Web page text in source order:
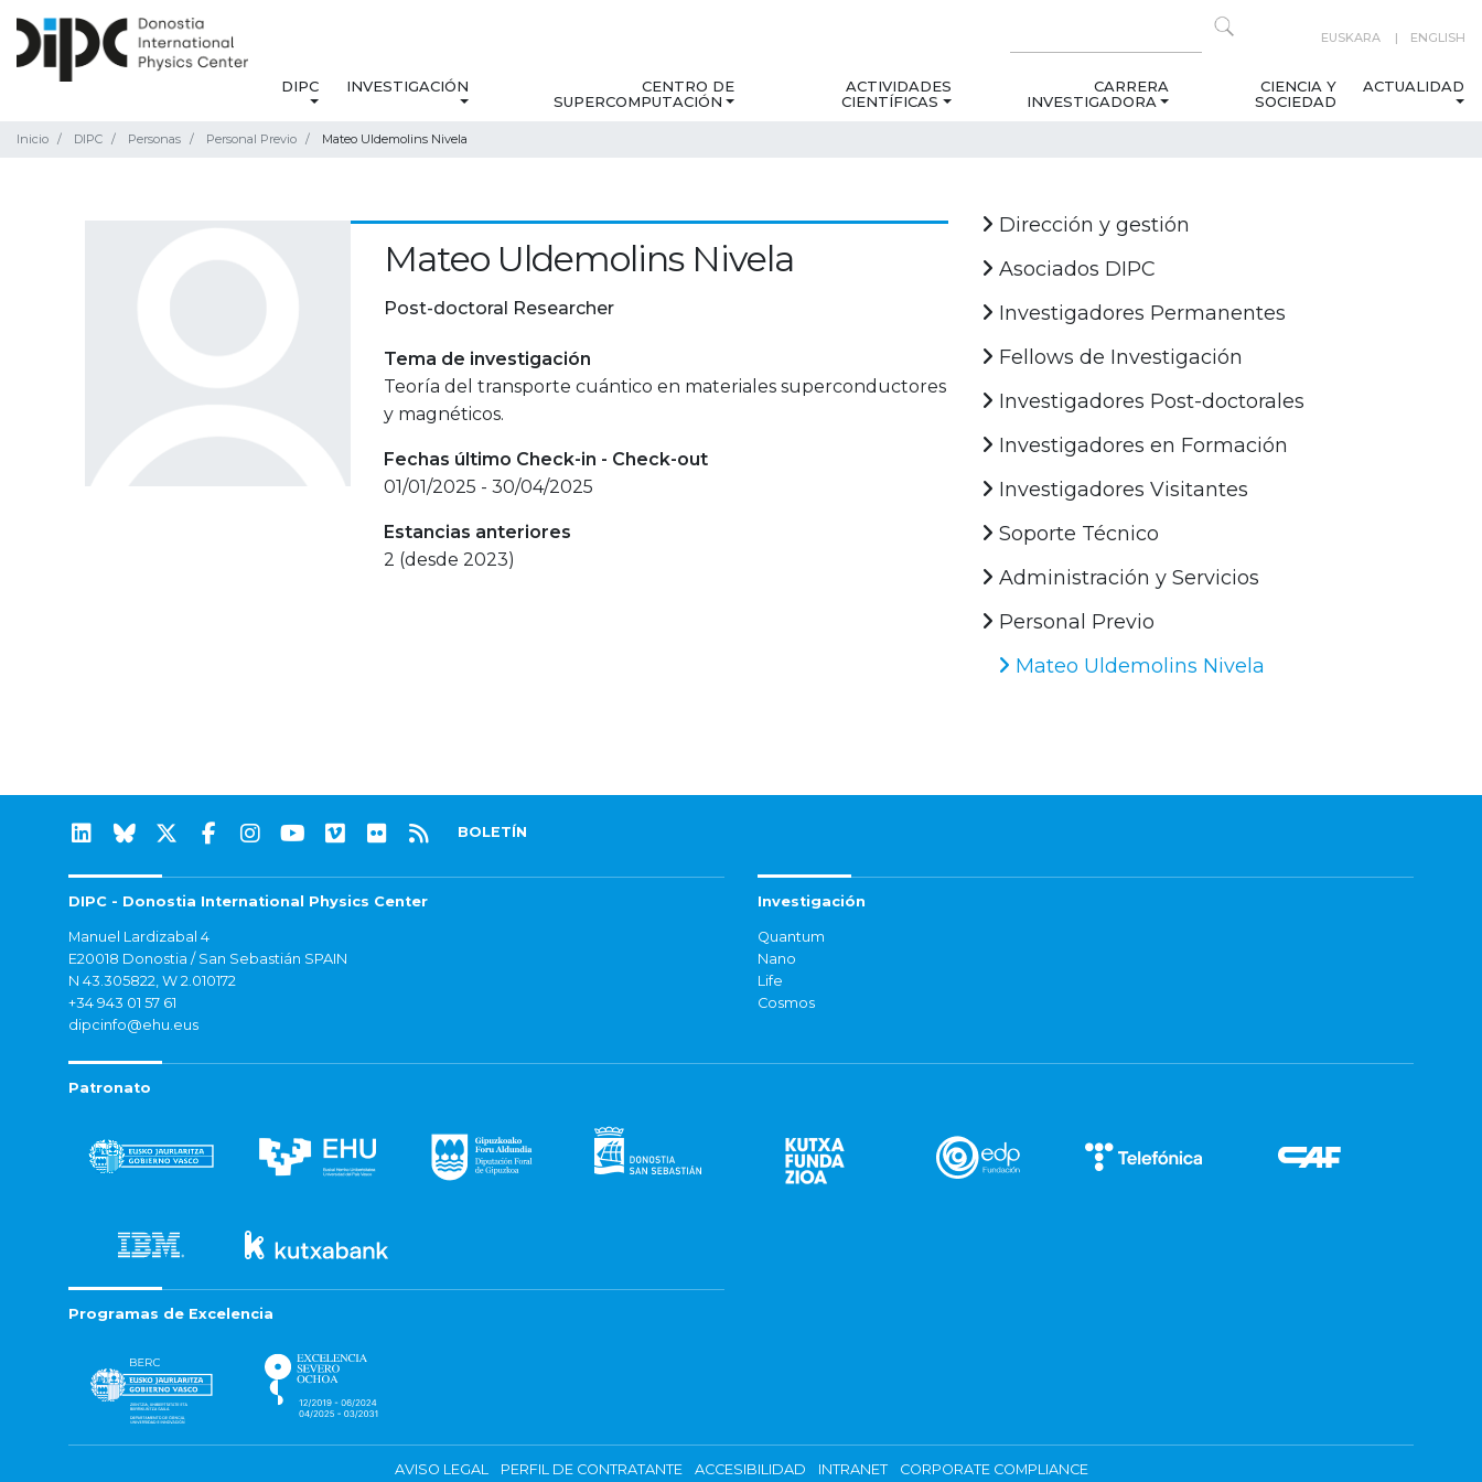
EUSKARA ENGLISH
DIPC INVESTIGACIÓN
CENTRO DE
SUPERCOMPUTACIÓN
ACTIVIDADES
CIENTÍFICAS
CARRERA
INVESTIGADORA
CIENCIA Y
SOCIEDAD
ACTUALIDAD
Inicio DIPC Personas Personal Previo Mateo Uldemolins Nivela
Mateo Uldemolins Nivela
Post-doctoral Researcher
Tema de investigación
Teoría del transporte cuántico en materiales superconductores
y magnéticos.
Fechas último Check-in - Check-out
01/01/2025 - 30/04/2025
Estancias anteriores
2 (desde 2023)
Dirección y gestión
Asociados DIPC
Investigadores Permanentes
Fellows de Investigación
Investigadores Post-doctorales
Investigadores en Formación
Investigadores Visitantes
Soporte Técnico
Administración y Servicios
Personal Previo
Mateo Uldemolins Nivela
BOLETÍN
DIPC - Donostia International Physics Center
Manuel Lardizabal 4
E20018 Donostia / San Sebastián SPAIN
N 43.305822, W 2.010172
+34 943 01 57 61
dipcinfo@ehu.eus
Investigación
Quantum
Nano
Life
Cosmos
Patronato
Programas de Excelencia
AVISO LEGAL PERFIL DE CONTRATANTE ACCESIBILIDAD INTRANET CORPORATE COMPLIANCE